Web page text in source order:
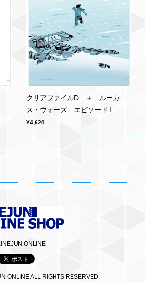
クリアファイルD ＋ ルーカ
ス・ウォーズ エピソードⅡ
¥4,620
ONLINE
ONLINE ALL RIGHTS RESERVED.